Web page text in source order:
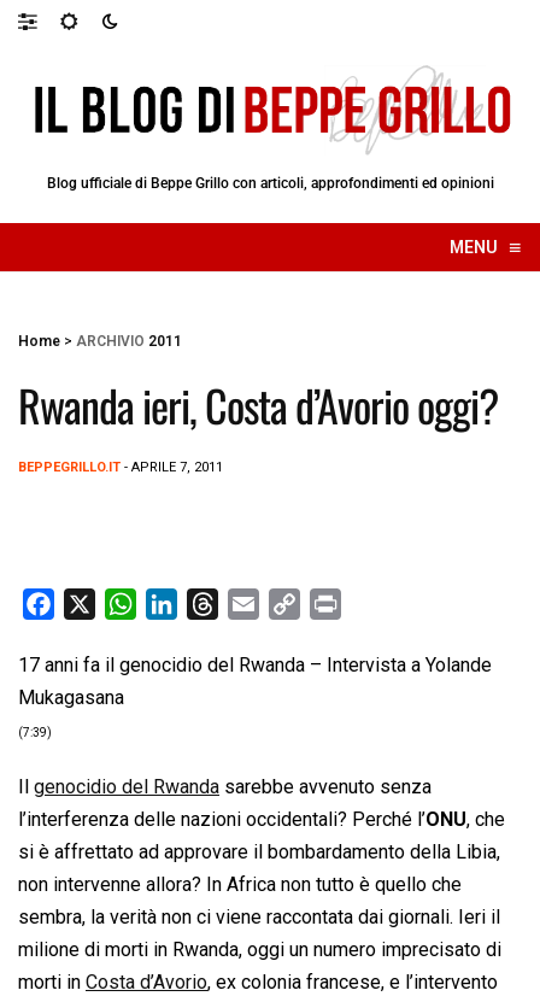
Blog ufficiale di Beppe Grillo con articoli, approfondimenti ed opinioni
MENU ≡
☰
Home > ARCHIVIO 2011
Rwanda ieri, Costa d’Avorio oggi?
BEPPEGRILLO.IT - APRILE 7, 2011
c
e
o
k
W
a
p
p
n
I
n
r
s
a
p
n
k
i
17 anni fa il genocidio del Rwanda – Intervista a Yolande
Mukagasana
(7:39)
genocidio del Rwanda sarebbe avvenuto senza
l’interferenza delle nazioni occidentali? Perché l’ONU, che
si è affrettato ad approvare il bombardamento della Libia,
non intervenne allora? In Africa non tutto è quello che
sembra, la verità non ci viene raccontata dai giornali. Ieri il
milione di morti in Rwanda, oggi un numero imprecisato di
morti in Costa d’Avorio, ex colonia francese, e l’intervento